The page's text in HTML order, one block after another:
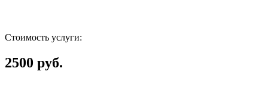
Стоимость услуги:
2500 руб.